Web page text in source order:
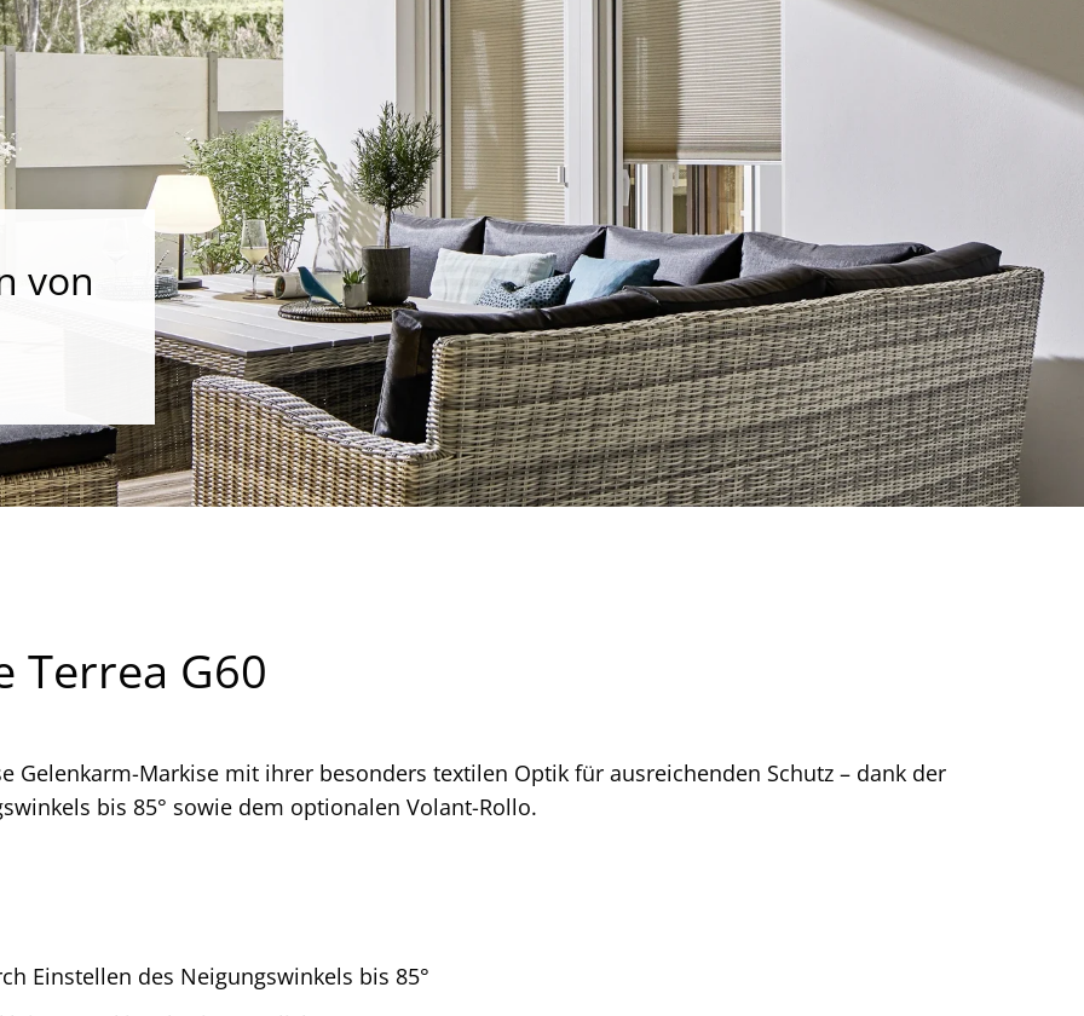
von
Terrea G60
Gelenkarm-Markise mit ihrer besonders textilen Optik für ausreichenden Schutz – dank der
bis 85° sowie dem optionalen Volant-Rollo.
Einstellen des Neigungswinkels bis 85°